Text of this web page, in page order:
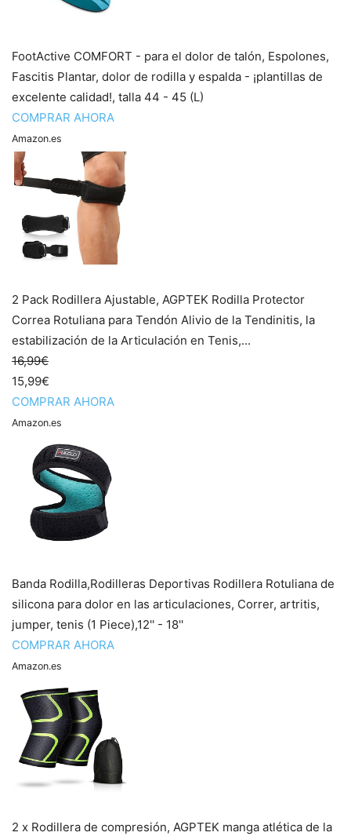
FootActive COMFORT - para el dolor de talón, Espolones,
Fascitis Plantar, dolor de rodilla y espalda - ¡plantillas de
excelente calidad!, talla 44 - 45 (L)
COMPRAR AHORA
Amazon.es
2 Pack Rodillera Ajustable, AGPTEK Rodilla Protector
Correa Rotuliana para Tendón Alivio de la Tendinitis, la
estabilización de la Articulación en Tenis,...
16,99€
15,99€
COMPRAR AHORA
Amazon.es
Banda Rodilla,Rodilleras Deportivas Rodillera Rotuliana de
silicona para dolor en las articulaciones, Correr, artritis,
jumper, tenis (1 Piece),12'' - 18''
COMPRAR AHORA
Amazon.es
2 x Rodillera de compresión, AGPTEK manga atlética de la